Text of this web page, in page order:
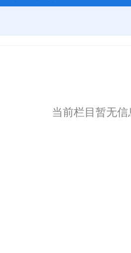
当前栏目暂无信